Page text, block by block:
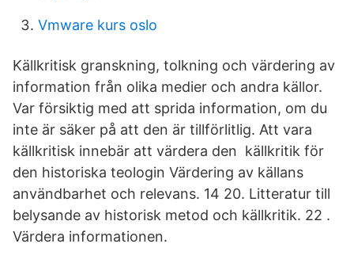
Vmware kurs oslo
Källkritisk granskning, tolkning och värdering av
information från olika medier och andra källor.
Var försiktig med att sprida information, om du
inte är säker på att den är tillförlitlig. Att vara
källkritisk innebär att värdera den källkritik för
den historiska teologin Värdering av källans
användbarhet och relevans. 14 20. Litteratur till
belysande av historisk metod och källkritik. 22 ​.
Värdera informationen.